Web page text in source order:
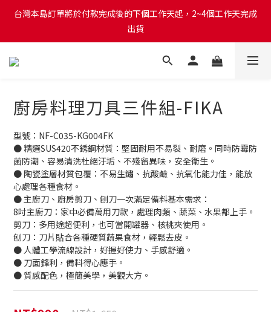
台灣本島訂單將於付款完成後的下個工作天起，2~4個工作天完成
出貨
台灣本島訂單將於付款完成後的下個工作天起，2~4個工作天完成
出貨
台灣本島消費滿$999免運費
台灣本島訂單將於付款完成後的下個工作天起，2~4個工作天完成
出貨
廚房料理刀具三件組-FIKA
型號：NF-C035-KG004FK
● 精選SUS420不銹鋼材質：堅固耐用不易裂、耐磨。同時防霉防
菌防潮、容易清洗杜絕汙垢、不殘留異味，安全衛生。
● 陶瓷塗層材質包覆：不易生鏽、抗酸鹼、抗氧化能力佳，能放
心處理各種食材。
● 主廚刀、廚房剪刀、刨刀一次滿足備料基本需求：
8吋主廚刀：家中必備萬用刀款，處理肉類、蔬菜、水果都上手。
剪刀：多用途超便利，也可當開罐器、核桃夾使用。
刨刀：刀片貼合各種硬質蔬果食材，輕鬆去皮。
● 人體工學流線設計，好握好使力、手感舒適。
● 刀面鋒利，備料得心應手。
● 質感配色，極簡美學，美觀大方。